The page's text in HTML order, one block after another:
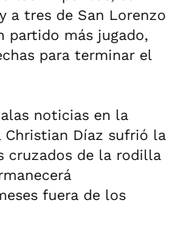
a tres de San Lorenzo
partido más jugado,
para terminar el
noticias en la
Christian Díaz sufrió la
cruzados de la rodilla
fuera de los